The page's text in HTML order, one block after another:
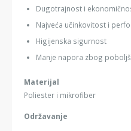
Dugotrajnost i
Najveća učinkovitost i
Higijenska sigurnost
Manje napora zbog
Materijal
Poliester i mikrofiber
Održavanje